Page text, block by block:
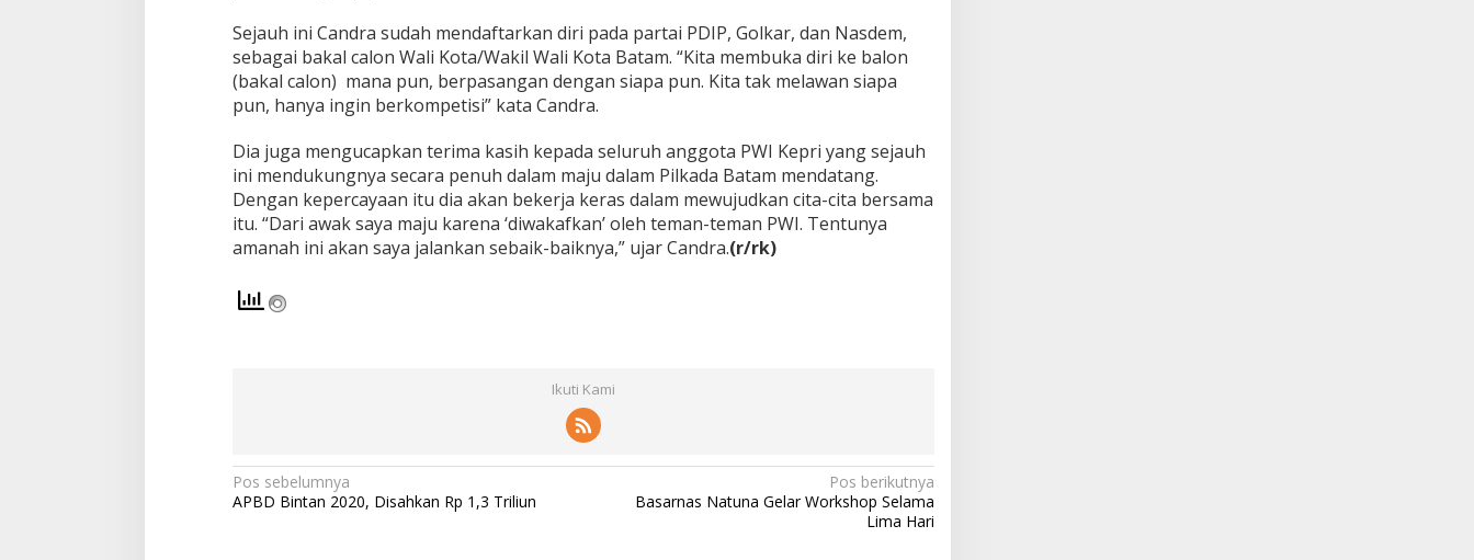
Sejauh ini Candra sudah mendaftarkan diri pada partai PDIP, Golkar, dan Nasdem,
sebagai bakal calon Wali Kota/Wakil Wali Kota Batam. “Kita membuka diri ke balon
(bakal calon) mana pun, berpasangan dengan siapa pun. Kita tak melawan siapa
pun, hanya ingin berkompetisi” kata Candra.
Dia juga mengucapkan terima kasih kepada seluruh anggota PWI Kepri yang sejauh
ini mendukungnya secara penuh dalam maju dalam Pilkada Batam mendatang.
Dengan kepercayaan itu dia akan bekerja keras dalam mewujudkan cita-cita bersama
itu. “Dari awak saya maju karena ‘diwakafkan’ oleh teman-teman PWI. Tentunya
amanah ini akan saya jalankan sebaik-baiknya,” ujar Candra.(r/rk)
Ikuti Kami
N
a
Pos sebelumnya
APBD Bintan 2020, Disahkan Rp 1,3 Triliun
Pos berikutnya
Basarnas Natuna Gelar Workshop Selama
Lima Hari